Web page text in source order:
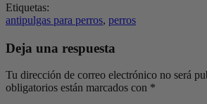
Etiquetas:
antipulgas para perros, perros
Deja una respuesta
Tu dirección de correo electrónico no será
obligatorios están marcados con *